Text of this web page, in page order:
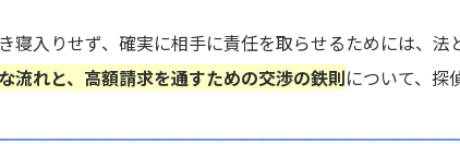
寝入りせず、確実に相手に責任を取らせるためには、法
流れと、高額請求を通すための交渉の鉄則について、探